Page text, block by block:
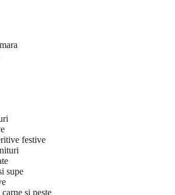
festive
supe
si peste